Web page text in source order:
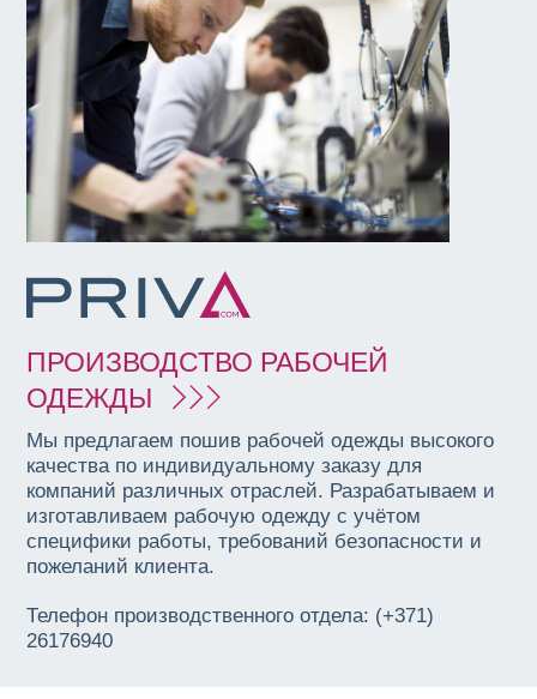
ПРОИЗВОДСТВО РАБОЧЕЙ
ОДЕЖДЫ
Мы предлагаем пошив рабочей одежды высокого
качества по индивидуальному заказу для
компаний различных отраслей. Разрабатываем и
изготавливаем рабочую одежду с учётом
специфики работы, требований безопасности и
пожеланий клиента.
Телефон производственного отдела: (+371)
26176940